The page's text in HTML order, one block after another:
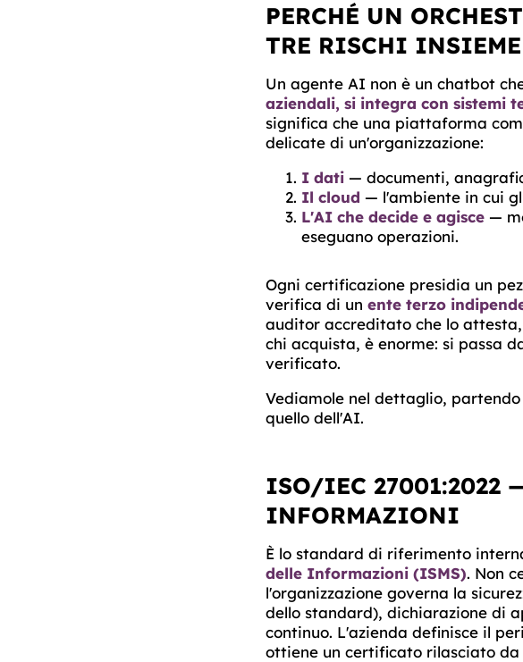
PERCHÉ UN
TRE RISCHI INSIEME
Un agente AI non è un chatbot
aziendali, si integra con sistemi
significa che una piattaforma
delicate di un'organizzazione:
I dati — documenti,
Il cloud — l'ambiente in cui
L'AI che decide e agisce —
eseguano operazioni.
Ogni certificazione presidia un
verifica di un ente terzo
auditor accreditato che lo
chi acquista, è enorme: si passa
verificato.
Vediamole nel dettaglio,
quello dell'AI.
ISO/IEC 27001:2022
INFORMAZIONI
È lo standard di riferimento
delle Informazioni (ISMS). Non
l'organizzazione governa la
dello standard), dichiarazione di
continuo. L'azienda definisce il
ottiene un certificato rilasciato